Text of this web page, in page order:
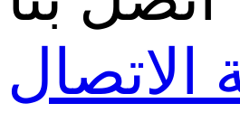
الاتصال